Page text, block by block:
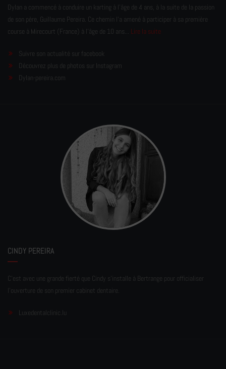
Dylan a commencé à conduire un karting à l’âge de 4 ans, à la suite de la passion
de son père, Guillaume Pereira. Ce chemin l'a amené à participer à sa première
course à Mirecourt (France) à l'âge de 10 ans... Lire la suite
Suivre son actualité sur facebook
Découvrez plus de photos sur Instagram
Dylan-pereira.com
CINDY PEREIRA
C'est avec une grande fierté que Cindy s'installe à Bertrange pour officialiser
l'ouverture de son premier cabinet dentaire.
Luxedentalclinic.lu